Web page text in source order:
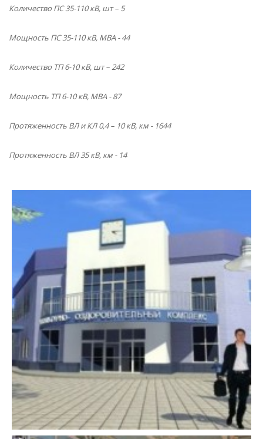
Количество ПС 35-110 кВ, шт – 5
Мощность ПС 35-110 кВ, МВА - 44
Количество ТП 6-10 кВ, шт – 242
Мощность ТП 6-10 кВ, МВА - 87
Протяженность ВЛ и КЛ 0,4 – 10 кВ, км - 1644
Протяженность ВЛ 35 кВ, км - 14